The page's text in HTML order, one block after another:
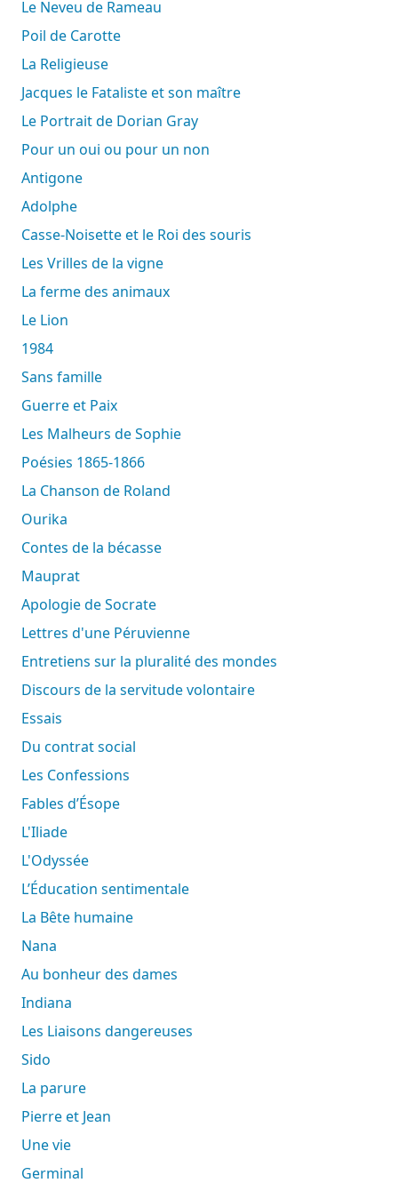
Le Neveu de Rameau
Poil de Carotte
La Religieuse
Jacques le Fataliste et son maître
Le Portrait de Dorian Gray
Pour un oui ou pour un non
Antigone
Adolphe
Casse-Noisette et le Roi des souris
Les Vrilles de la vigne
La ferme des animaux
Le Lion
1984
Sans famille
Guerre et Paix
Les Malheurs de Sophie
Poésies 1865-1866
La Chanson de Roland
Ourika
Contes de la bécasse
Mauprat
Apologie de Socrate
Lettres d'une Péruvienne
Entretiens sur la pluralité des mondes
Discours de la servitude volontaire
Essais
Du contrat social
Les Confessions
Fables d’Ésope
L'Iliade
L'Odyssée
L’Éducation sentimentale
La Bête humaine
Nana
Au bonheur des dames
Indiana
Les Liaisons dangereuses
Sido
La parure
Pierre et Jean
Une vie
Germinal